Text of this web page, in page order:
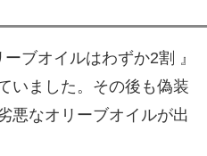
ブオイルはわずか2割 』
いました。その後も偽装
悪なオリーブオイルが出